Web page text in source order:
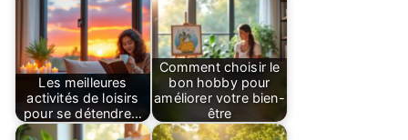
Les meilleures
activités de loisirs
pour se détendre…
Comment choisir le
bon hobby pour
améliorer votre bien-
être